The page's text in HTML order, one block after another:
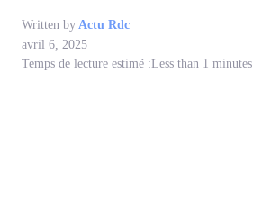
Written by Actu Rdc
avril 6, 2025
Temps de lecture estimé :Less than 1 minutes